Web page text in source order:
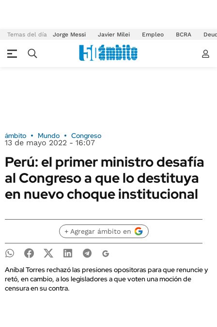
Temas del día Jorge Messi Javier Milei Empleo BCRA
ámbito Mundo Congreso
13 de mayo 2022 - 16:07
Perú: el primer ministro desafía
al Congreso a que lo destituya
en nuevo choque institucional
+ Agregar ámbito en
Aníbal Torres rechazó las presiones opositoras para que renuncie y
retó, en cambio, a los legisladores a que voten una moción de
censura en su contra.